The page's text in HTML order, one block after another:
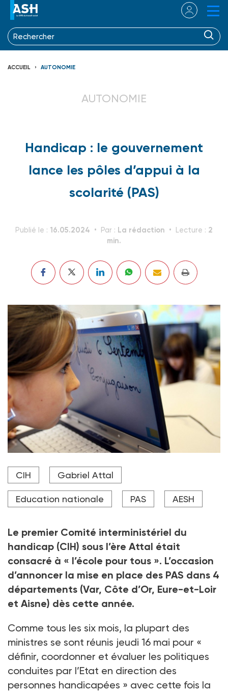
ACCUEIL AUTONOMIE
AUTONOMIE
Handicap : le gouvernement
lance les pôles d’appui à la
scolarité (PAS)
Publié le : 16.05.2024 Par : La rédaction Lecture : 2
min.
A l'occasion de la CIH du 16 mai 2024, le Premier
ministre Gabriel Attal a affirmé que "le bien-être à
en situation de handicap".
CIH Gabriel Attal
Education nationale PAS AESH
Le premier Comité interministériel du
handicap (CIH) sous l’ère Attal était
consacré à « l’école pour tous ». L’occasion
d’annoncer la mise en place des PAS dans 4
départements (Var, Côte d’Or, Eure-et-Loir
et Aisne) dès cette année.
Comme tous les six mois, la plupart des
ministres se sont réunis jeudi 16 mai pour «
définir, coordonner et évaluer les politiques
conduites par l’Etat en direction des
personnes handicapées » avec cette fois la